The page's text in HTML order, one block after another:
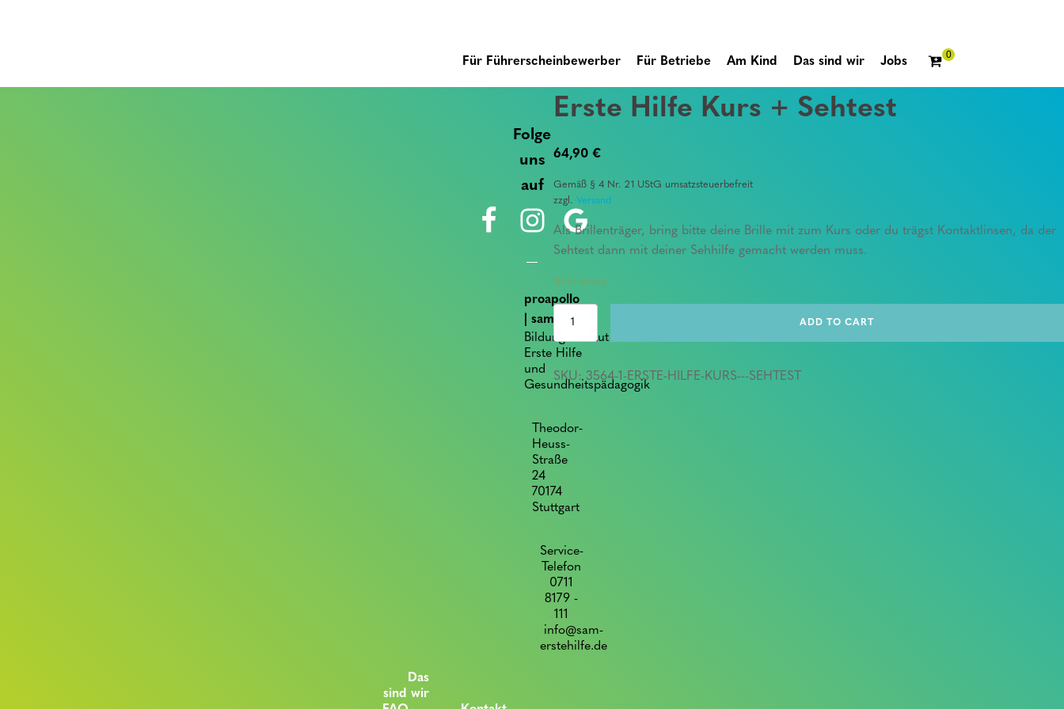
Für Führerscheinbewerber Für Betriebe Am Kind Das sind wir Jobs
Erste Hilfe Kurs + Sehtest
64,90 €
Gemäß § 4 Nr. 21 UStG umsatzsteuerbefreit
zzgl. Versand
Als Brillenträger, bring bitte deine Brille mit zum Kurs oder du trägst Kontaktlinsen, da der
Sehtest dann mit deiner Sehhilfe gemacht werden muss.
18 in stock
Erste
Kurs
Sehtest
ADD TO CART
SKU: 3564-1-ERSTE-HILFE-KURS---SEHTEST
Folge
uns
auf
proapollo
| sam
Bildungsinstitut für
Erste Hilfe
und
Gesundheitspädagogik
Theodor-
Heuss-
Straße
24
70174
Stuttgart
Service-
Telefon
0711
8179 -
111
info@sam-
erstehilfe.de
Das
sind wir